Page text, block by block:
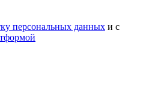
персональных данных и с